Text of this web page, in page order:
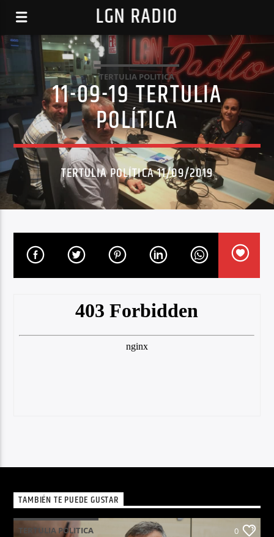
LGN RADIO
TERTULIA POLITICA
11-09-19 TERTULIA
POLÍTICA
TERTULIA POLÍTICA 11/09/2019
TAMBIÉN TE PUEDE GUSTAR
TERTULIA POLITICA 0